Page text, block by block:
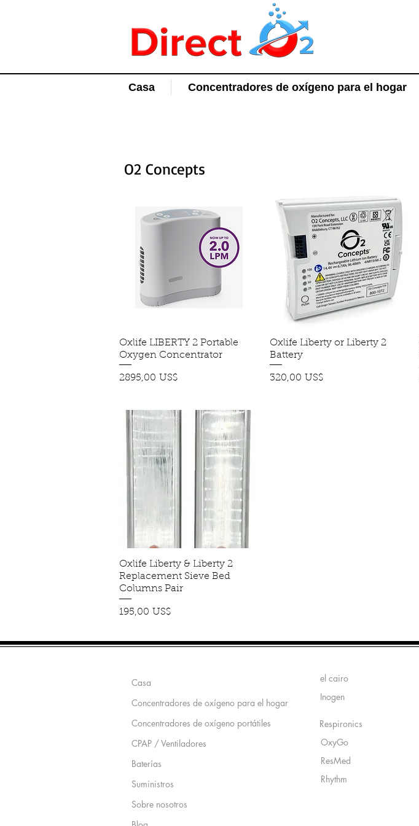
Casa Concentradores de oxígeno para el hogar
O2 Concepts
Vista rápida
Oxlife LIBERTY 2 Portable
Oxygen Concentrator
Precio
2895,00 US$
Vista rápida
Oxlife Liberty or Liberty 2
Battery
Precio
320,00 US$
Vista rápida
Oxlife Liberty & Liberty 2
Replacement Sieve Bed
Columns Pair
Precio
195,00 US$
Casa
Concentradores de oxígeno para el hogar
Concentradores de oxígeno portátiles
CPAP / Ventiladores
Baterías
Suministros
Sobre nosotros
el cairo
Inogen
Respironics
OxyGo
ResMed
Rhythm